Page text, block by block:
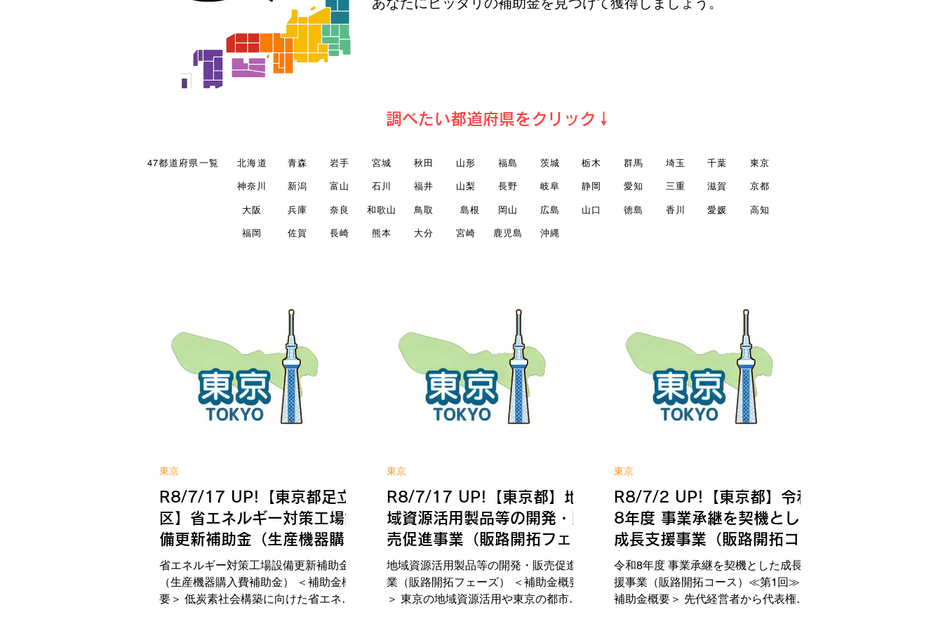
​調べたい都道府県をクリック↓
47都道府県一覧 北海道 青森
神奈川 新潟
岩手
富山
宮城
石川
秋田
福井
山形
山梨
福島
長野
茨城 栃木
岐阜 静岡
群馬
愛知
埼玉 千葉
三重 滋賀
大阪
福岡
兵庫
佐賀
奈良
長崎
和歌山
熊本
鳥取
大分
島根
宮崎
岡山
鹿児島
広島 山口 徳島 香川 愛媛
沖縄
東京
京都
高知
R8/7/17 UP!【東京都足立
区】省エネルギー対策工場設
備更新補助金（生産機器購入
費補助金）
省エネルギー対策工場設備更新補助金
（生産機器購入費補助金） ＜補助金概
要＞ 低炭素社会構築に向けた省エネル
東京
R8/7/17 UP!【東京都】地
域資源活用製品等の開発・販
売促進事業（販路開拓フェー
ズ）
地域資源活用製品等の開発・販売促進事
業（販路開拓フェーズ） ＜補助金概要
＞ 東京の地域資源活用や東京の都市・
東京
R8/7/2 UP!【東京都】令和
8年度 事業承継を契機とした
成長支援事業（販路開拓コー
ス）≪第1回≫
令和8年度 事業承継を契機とした成長支
援事業（販路開拓コース）≪第1回≫ ＜
補助金概要＞ 先代経営者から代表権を
東京